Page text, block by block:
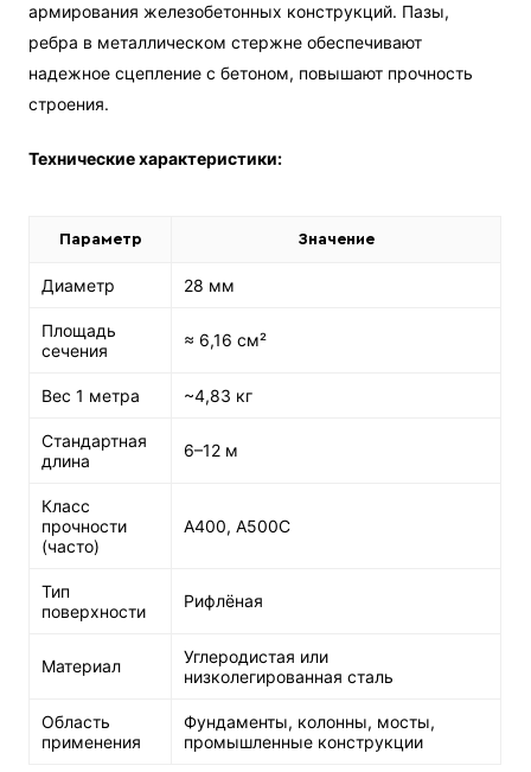
армирования железобетонных конструкций. Пазы,
ребра в металлическом стержне обеспечивают
надежное сцепление с бетоном, повышают прочность
строения.
Технические характеристики:
Параметр Значение
Диаметр 28 мм
Площадь
сечения
≈ 6,16 см²
Вес 1 метра ~4,83 кг
Стандартная
длина
6–12 м
Класс
прочности
(часто)
A400, A500C
Тип
поверхности
Рифлёная
Материал
Углеродистая или
низколегированная сталь
Область
применения
Фундаменты, колонны, мосты,
промышленные конструкции